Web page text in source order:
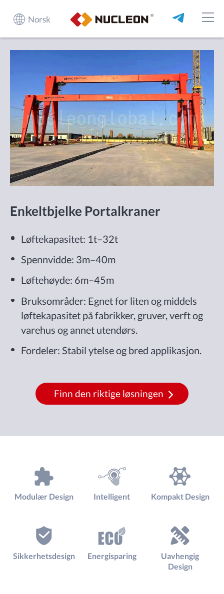
Norsk
Enkeltbjelke Portalkraner
Løftekapasitet: 1t–32t
Spennvidde: 3m–40m
Løftehøyde: 6m–45m
Bruksområder: Egnet for liten og middels
løftekapasitet på fabrikker, gruver, verft og
varehus og annet utendørs.
Fordeler: Stabil ytelse og bred applikasjon.
Finn den riktige løsningen
Modulær Design Intelligent Kompakt Design
Sikkerhetsdesign Energisparing
Uavhengig
Design